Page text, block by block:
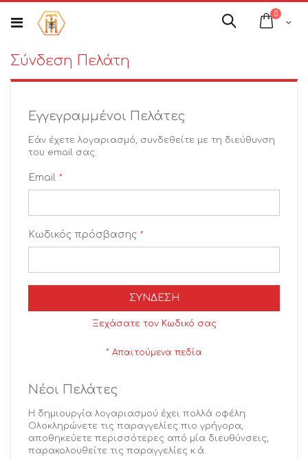
στο
περιεχόμενο
Cart
0
Αναζήτηση
Σύνδεση Πελάτη
Εγγεγραμμένοι Πελάτες
Εάν έχετε λογαριασμό, συνδεθείτε με τη διεύθυνση
του email σας.
Email
Κωδικός πρόσβασης
ΣΎΝΔΕΣΗ
Ξεχάσατε τον Κωδικό σας
Νέοι Πελάτες
Η δημιουργία λογαριασμού έχει πολλά οφέλη:
Ολοκληρώνετε τις παραγγελίες πιο γρήγορα,
αποθηκεύετε περισσότερες από μία διευθύνσεις,
παρακολουθείτε τις παραγγελίες κ.ά.